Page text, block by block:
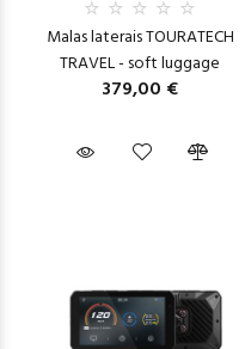
Malas laterais TOURATECH
TRAVEL - soft luggage
379,00 €